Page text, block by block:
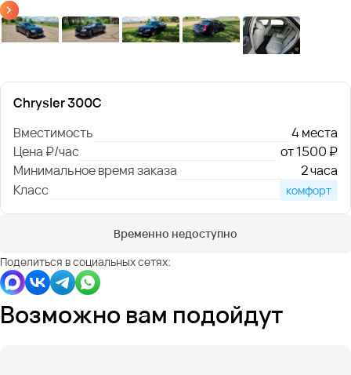
Chrysler 300C
Вместимость
4 места
Цена ₽/час
от 1500 ₽
Минимальное время заказа
2 часа
Класс
комфорт
Временно недоступно
Поделиться в социальных сетях:
Возможно вам подойдут